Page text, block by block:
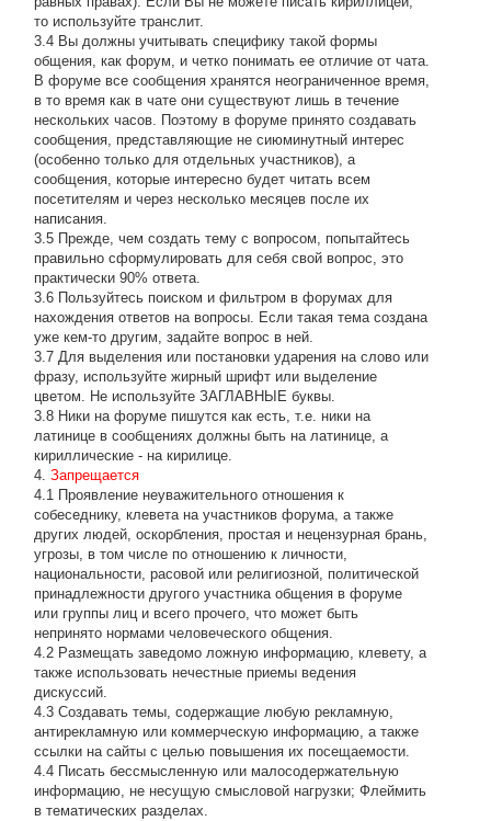
то используйте транслит.
3.4 Вы должны учитывать специфику такой формы
общения, как форум, и четко понимать ее отличие от чата.
В форуме все сообщения хранятся неограниченное время,
в то время как в чате они существуют лишь в течение
нескольких часов. Поэтому в форуме принято создавать
сообщения, представляющие не сиюминутный интерес
(особенно только для отдельных участников), а
сообщения, которые интересно будет читать всем
посетителям и через несколько месяцев после их
написания.
3.5 Прежде, чем создать тему с вопросом, попытайтесь
правильно сформулировать для себя свой вопрос, это
практически 90% ответа.
3.6 Пользуйтесь поиском и фильтром в форумах для
нахождения ответов на вопросы. Если такая тема создана
уже кем-то другим, задайте вопрос в ней.
3.7 Для выделения или постановки ударения на слово или
фразу, используйте жирный шрифт или выделение
цветом. Не используйте ЗАГЛАВНЫЕ буквы.
3.8 Ники на форуме пишутся как есть, т.е. ники на
латинице в сообщениях должны быть на латинице, а
кириллические - на кирилице.
4.Запрещается
4.1 Проявление неуважительного отношения к
собеседнику, клевета на участников форума, а также
других людей, оскорбления, простая и нецензурная брань,
угрозы, в том числе по отношению к личности,
национальности, расовой или религиозной, политической
принадлежности другого участника общения в форуме
или группы лиц и всего прочего, что может быть
непринято нормами человеческого общения.
4.2 Размещать заведомо ложную информацию, клевету, а
также использовать нечестные приемы ведения
дискуссий.
4.3 Создавать темы, содержащие любую рекламную,
антирекламную или коммерческую информацию, а также
ссылки на сайты с целью повышения их посещаемости.
4.4 Писать бессмысленнyю или малосодеpжательнyю
инфоpмацию, не несущую смысловой нагрузки; Флеймить
в тематических разделах.